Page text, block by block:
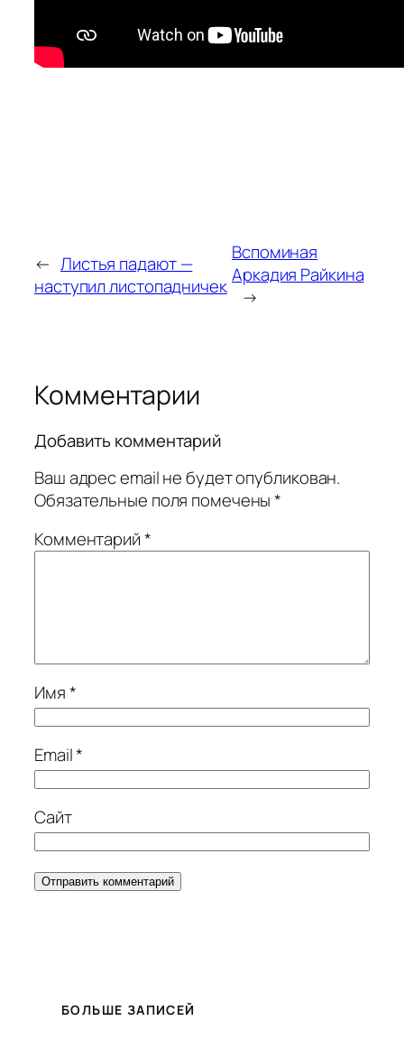
← Листья падают —
наступил листопадничек
Вспоминая
Аркадия Райкина
→
Комментарии
Добавить комментарий
Ваш адрес email не будет опубликован.
Обязательные поля помечены*
Комментарий*
Имя*
Email*
Сайт
БОЛЬШЕ ЗАПИСЕЙ